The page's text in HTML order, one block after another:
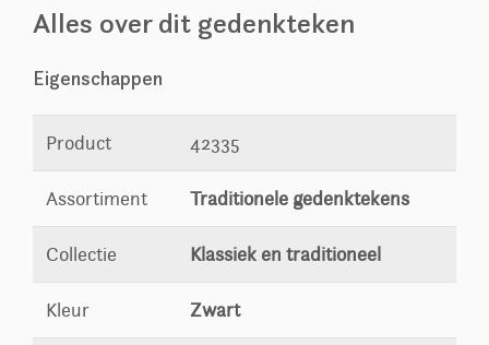
Alles over dit gedenkteken
Eigenschappen
Product 42335
Assortiment Traditionele gedenktekens
Collectie Klassiek en traditioneel
Kleur Zwart